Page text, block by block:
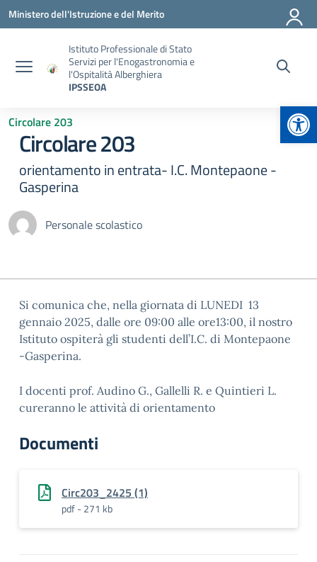
Vai ai contenuti
Vai al menu di navigazione
Vai al footer
Ministero dell'Istruzione e del Merito
Istituto Professionale di Stato
Servizi per l'Enogastronomia e
l'Ospitalità Alberghiera
IPSSEOA
Circolare 203
Circolare 203
orientamento in entrata- I.C. Montepaone -
Gasperina
Personale scolastico
Si comunica che, nella giornata di LUNEDI 13
gennaio 2025, dalle ore 09:00 alle ore13:00, il nostro
Istituto ospiterà gli studenti dell’I.C. di Montepaone
-Gasperina.
I docenti prof. Audino G., Gallelli R. e Quintieri L.
cureranno le attività di orientamento
Documenti
Circ203_2425 (1)
pdf - 271 kb